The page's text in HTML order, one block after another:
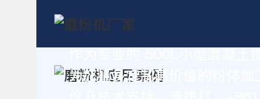
为您量身定制高价值的粉体加